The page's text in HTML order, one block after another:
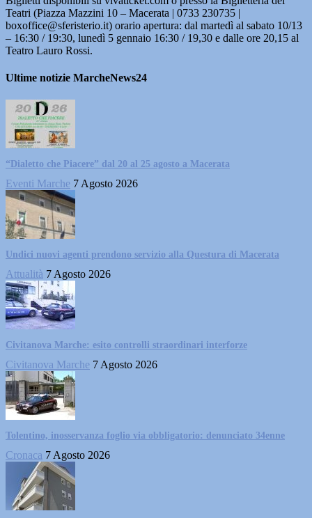
Teatri (Piazza Mazzini 10 – Macerata | 0733 230735 |
boxoffice@sferisterio.it) orario apertura: dal martedì al sabato 10/13
– 16:30 / 19:30, lunedì 5 gennaio 16:30 / 19,30 e dalle ore 20,15 al
Teatro Lauro Rossi.
Ultime notizie MarcheNews24
“Dialetto che Piacere” dal 20 al 25 agosto a Macerata
Eventi Marche 7 Agosto 2026
Undici nuovi agenti prendono servizio alla Questura di Macerata
Attualità 7 Agosto 2026
Civitanova Marche: esito controlli straordinari interforze
Civitanova Marche 7 Agosto 2026
Tolentino, inosservanza foglio via obbligatorio: denunciato 34enne
Cronaca 7 Agosto 2026